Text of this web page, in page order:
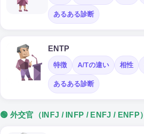
あるある診断
ENTP
特徴 A/Tの違い 相性
あるある診断
🟢 外交官（INFJ / INFP / ENFJ / ENFP）